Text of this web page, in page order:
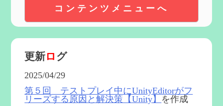
コンテンツメニューへ
更新ロ グ
2025/04/29
第５回 テストプレイ中にUnityEditorがフ
リーズする原因と解決策【Unity】 を作成